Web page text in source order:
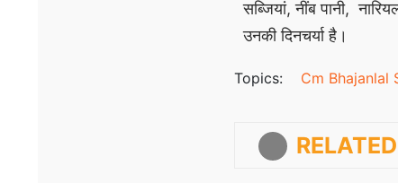
सब्जियां, नींब पानी,
उनकी दिनचर्या है।
Topics: Cm Bhajanlal